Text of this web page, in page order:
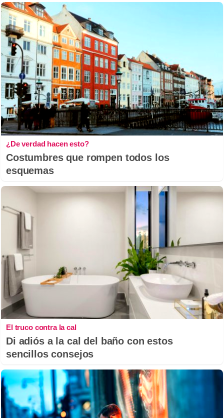
¿De verdad hacen esto?
Costumbres que rompen todos los
esquemas
El truco contra la cal
Di adiós a la cal del baño con estos
sencillos consejos